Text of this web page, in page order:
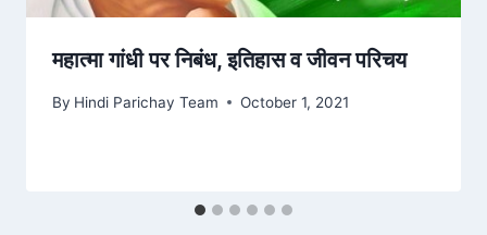
महात्मा गांधी पर निबंध, इतिहास व जीवन परिचय
By Hindi Parichay Team October 1, 2021